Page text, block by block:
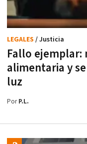
Fallo ejemplar:
alimentaria y
luz
LEGALES / Justicia
PorP.L.